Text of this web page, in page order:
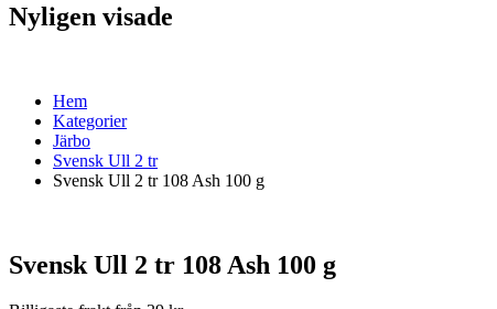
Nyligen visade
Hem
Kategorier
Järbo
Svensk Ull 2 tr
Svensk Ull 2 tr 108 Ash 100 g
Svensk Ull 2 tr 108 Ash 100 g